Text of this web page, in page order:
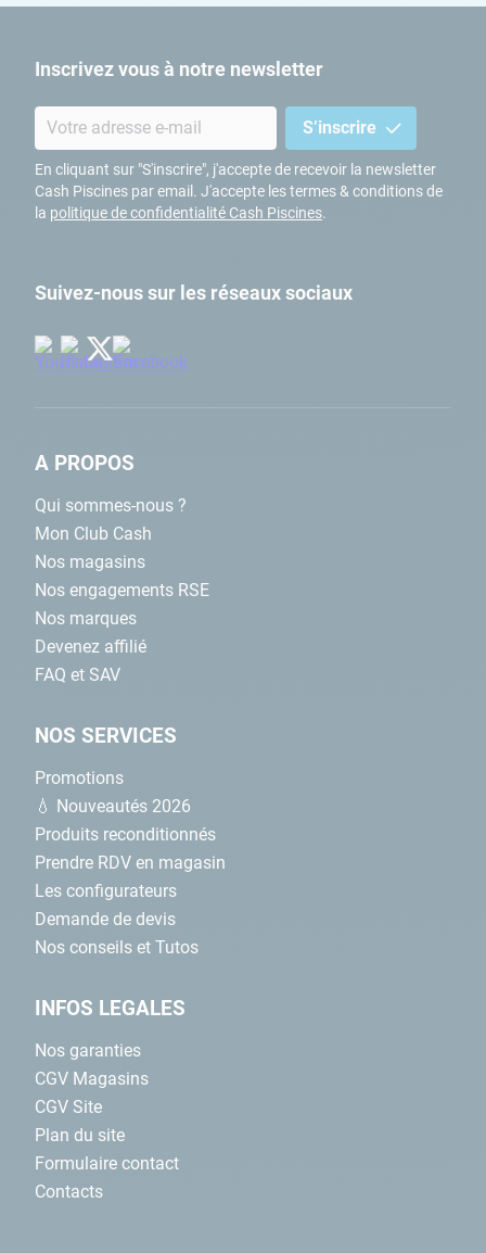
Inscrivez vous à notre newsletter
S’inscrire
En cliquant sur "S'inscrire", j'accepte de recevoir la newsletter
Cash Piscines par email. J'accepte les termes & conditions de
la politique de confidentialité Cash Piscines.
Suivez-nous sur les réseaux sociaux
A PROPOS
Qui sommes-nous ?
Mon Club Cash
Nos magasins
Nos engagements RSE
Nos marques
Devenez affilié
FAQ et SAV
NOS SERVICES
Promotions
💧 Nouveautés 2026
Produits reconditionnés
Prendre RDV en magasin
Les configurateurs
Demande de devis
Nos conseils et Tutos
INFOS LEGALES
Nos garanties
CGV Magasins
CGV Site
Plan du site
Formulaire contact
Contacts